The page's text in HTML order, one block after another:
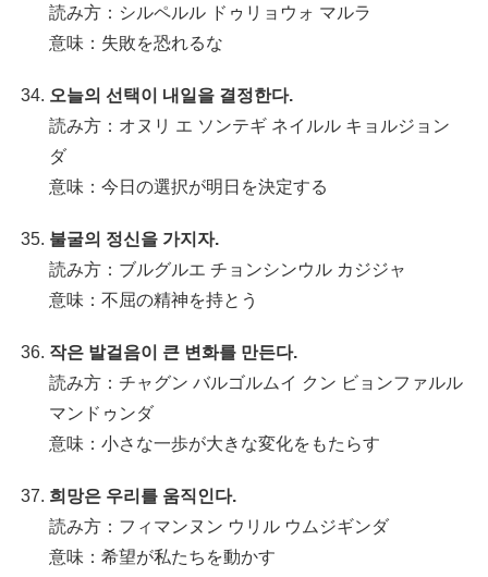
読み方：シルペルル ドゥリョウォ マルラ
意味：失敗を恐れるな
오늘의 선택이 내일을 결정한다.
読み方：オヌリ エ ソンテギ ネイルル キョルジョン
ダ
意味：今日の選択が明日を決定する
불굴의 정신을 가지자.
読み方：ブルグルエ チョンシンウル カジジャ
意味：不屈の精神を持とう
작은 발걸음이 큰 변화를 만든다.
読み方：チャグン バルゴルムイ クン ビョンファルル
マンドゥンダ
意味：小さな一歩が大きな変化をもたらす
희망은 우리를 움직인다.
読み方：フィマンヌン ウリル ウムジギンダ
意味：希望が私たちを動かす